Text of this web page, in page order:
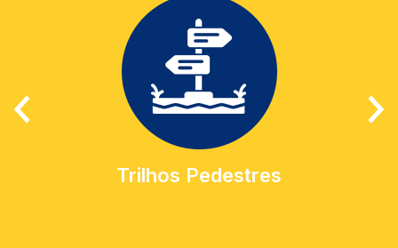
Trilhos Pedestres